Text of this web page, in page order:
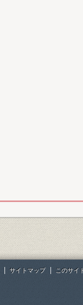
サイトマップ このサイ